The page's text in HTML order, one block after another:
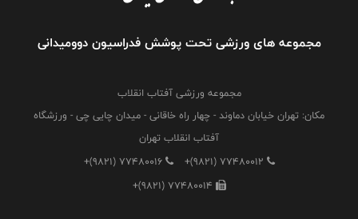
مجموعه های ورزشی تحت پوشش فدراسیون دوومیدانی
مجموعه ورزشی آفتاب انقلاب
مکان: تهران خیابان دماوند - چهار راه خاقانی - میدان چایی چی - ورزشگاه
آفتاب انقلاب تهران
+(9821) 77480012
+(9821) 77480016
+(9821) 77480014